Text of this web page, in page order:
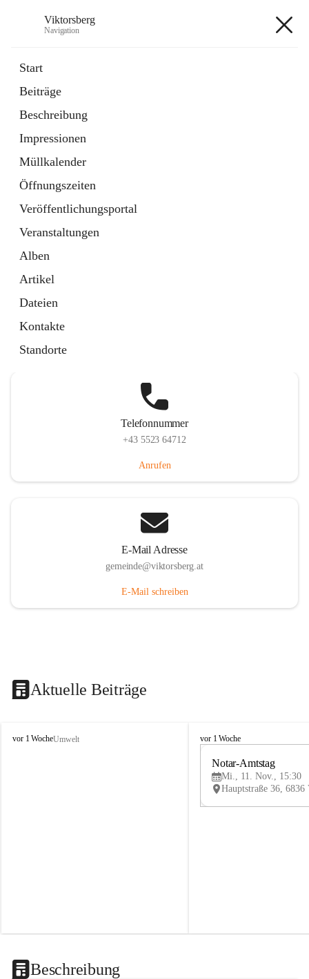
Viktorsberg
Navigation
Start
Beiträge
Beschreibung
Impressionen
Müllkalender
Öffnungszeiten
Veröffentlichungsportal
Veranstaltungen
Alben
Artikel
Dateien
Kontakte
Standorte
1 Schnellzugriff
Bürgerservice
10 Schnellzugriffe
Telefonnummer
+43 5523 64712
Anrufen
E-Mail Adresse
gemeinde@viktorsberg.at
E-Mail schreiben
Aktuelle Beiträge
V
vor 1 WocheUmwelt
V
vor 1 Woche
Notar-Amtstag
Mi., 11. Nov., 15:30
Beschreibung